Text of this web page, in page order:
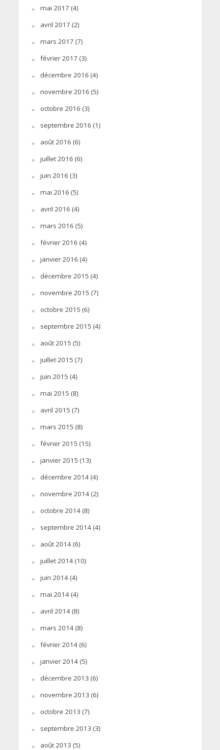
mai 2017 (4)
avril 2017 (2)
mars 2017 (7)
février 2017 (3)
décembre 2016 (4)
novembre 2016 (5)
octobre 2016 (3)
septembre 2016 (1)
août 2016 (6)
juillet 2016 (6)
juin 2016 (3)
mai 2016 (5)
avril 2016 (4)
mars 2016 (5)
février 2016 (4)
janvier 2016 (4)
décembre 2015 (4)
novembre 2015 (7)
octobre 2015 (6)
septembre 2015 (4)
août 2015 (5)
juillet 2015 (7)
juin 2015 (4)
mai 2015 (8)
avril 2015 (7)
mars 2015 (8)
février 2015 (15)
janvier 2015 (13)
décembre 2014(4)
novembre 2014(2)
octobre 2014(8)
septembre 2014(4)
août 2014(6)
juillet 2014(10)
juin 2014(4)
mai 2014(4)
avril 2014(8)
mars 2014(8)
février 2014(6)
janvier 2014(5)
décembre 2013 (6)
novembre 2013 (6)
octobre 2013 (7)
septembre 2013 (3)
août 2013 (5)